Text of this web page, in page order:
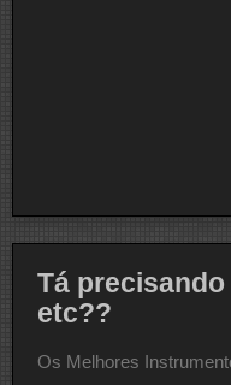
Tá
etc??
Os Melhores